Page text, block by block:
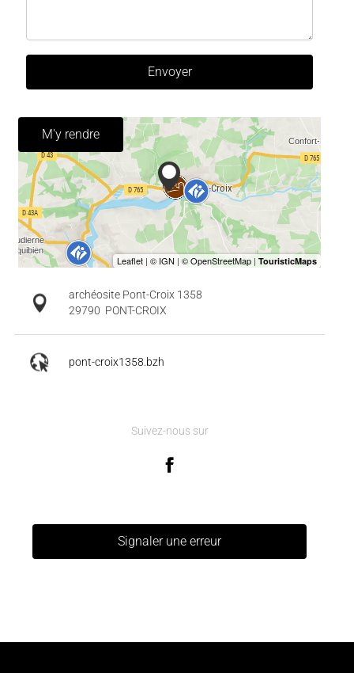
Envoyer
M'y rendre
archéosite Pont-Croix 1358
29790 PONT-CROIX
pont-croix1358.bzh
Suivez-nous sur
Signaler une erreur